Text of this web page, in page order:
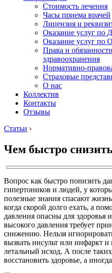
Стоимость лечения
Часы приема врачей
Лицензия и
Оказание услуг по
Оказание услуг по
Права и
здравоохранения
Нормативно-
Страховые
О нас
Коллектив
Контакты
Отзывы
Статьи ›
Чем быстро
Вопрос как быстро понизить
гипертоников и людей, у
полезные знания спасают
когда скорой долго ехать, а
давления опасны для
высокого давления требует
снижению. Нельзя
вызвать инсульт или инфаркт
летальный исход. А после
восстановить здоровье, а